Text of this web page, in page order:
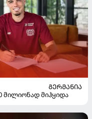
ᲒᲔᲠᲛᲐᲜᲘᲐ
მილიონად მიჰყიდა